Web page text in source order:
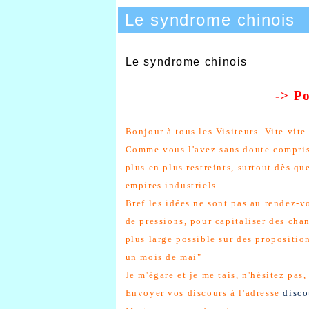
Le syndrome chinois
Le syndrome chinois
->
Bonjour à tous les Visiteurs. Vite vite
Comme vous l'avez sans doute
plus en plus restreints, surtout dès
empires industriels.
Bref les idées ne sont pas au
de pressions, pour capitaliser des
plus large possible sur des
un mois de mai"
Je m'égare et je me tais, n'hésitez
Envoyer vos discours à l'adresse